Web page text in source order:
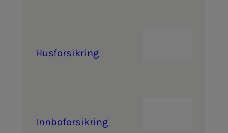
Hus­­­for­­­sik­ring
Inn­­­bo­­­for­­­sik­ring